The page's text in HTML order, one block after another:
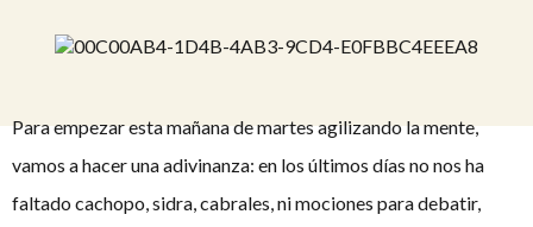
Para empezar esta mañana de martes agilizando la mente,
vamos a hacer una adivinanza: en los últimos días no nos ha
faltado cachopo, sidra, cabrales, ni mociones para debatir,